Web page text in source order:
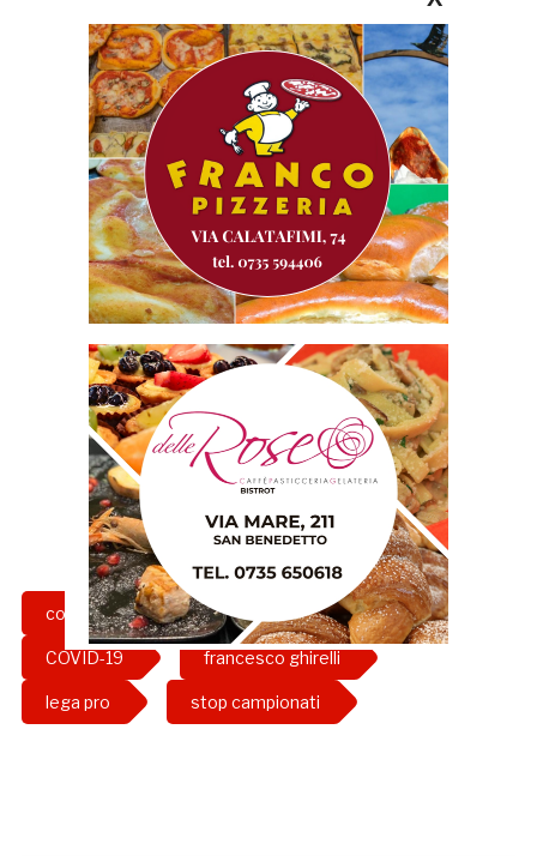
consiglio federale coronavirus
COVID-19 francesco ghirelli
lega pro stop campionati